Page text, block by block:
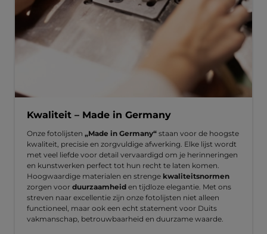
Kwaliteit – Made in Germany
Onze fotolijsten „Made in Germany“ staan voor de hoogste
kwaliteit, precisie en zorgvuldige afwerking. Elke lijst wordt
met veel liefde voor detail vervaardigd om je herinneringen
en kunstwerken perfect tot hun recht te laten komen.
Hoogwaardige materialen en strenge kwaliteitsnormen
zorgen voor duurzaamheid en tijdloze elegantie. Met ons
streven naar excellentie zijn onze fotolijsten niet alleen
functioneel, maar ook een echt statement voor Duits
vakmanschap, betrouwbaarheid en duurzame waarde.